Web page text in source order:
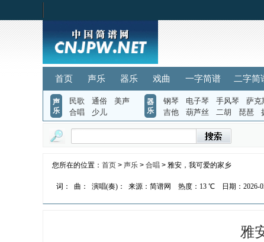
首页 声乐 器乐 戏曲 一字简谱 二字简
声
乐
民歌 通俗
美声
合唱
少儿
器
乐
钢琴 电子琴 手风琴 萨克
吉他
葫芦丝 二胡 琵琶
您所在的位置： 首页 > 声乐 > 合唱 > 雅安，我可爱的家乡
词： 曲： 演唱(奏)： 来源：简谱网 热度： 13 ℃ 日期：2026-
雅